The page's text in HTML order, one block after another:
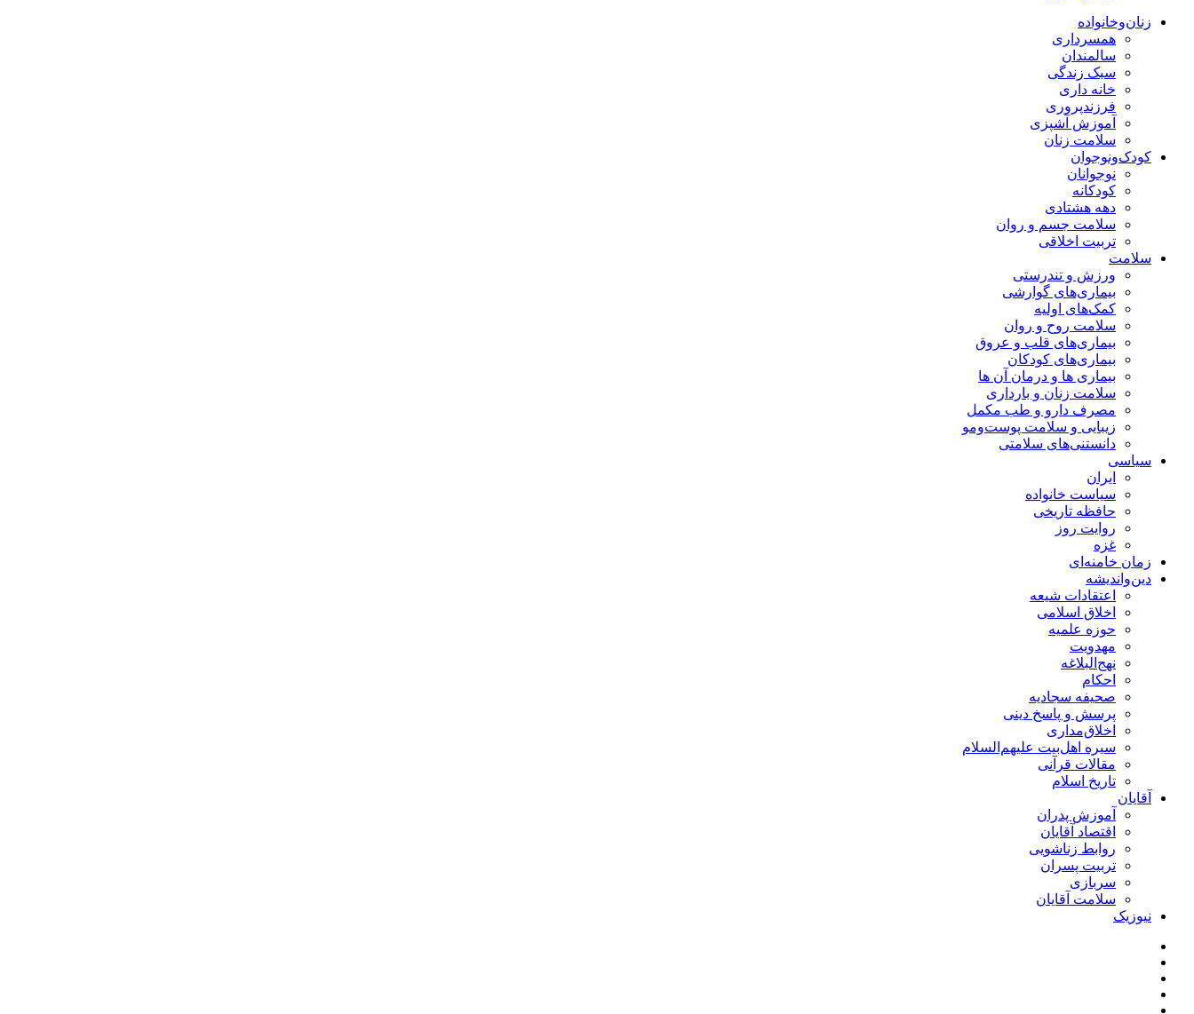
زنان‌وخانواده
همسرداری
سالمندان
سبک زندگی
خانه داری
فرزندپروری
آموزش آشپزی
سلامت زنان
کودک‌ونوجوان
نوجوانان
کودکانه
دهه هشتادی
سلامت جسم و روان
تربیت اخلاقی
سلامت
ورزش و تندرستی
بیماری‌های گوارشی
کمک‌های اولیه
سلامت روح و روان
بیماری‌های قلب و عروق
بیماری‌های کودکان
بیماری ها و درمان آن ها
سلامت زنان و بارداری
مصرف دارو و طب مکمل
زیبایی و سلامت پوست‌ومو
دانستنی‌های سلامتی
سیاسی
ایران
سیاست خانواده
حافظه تاریخی
روایت روز
غزه
زمان خامنه‌ای
دین‌واندیشه
اعتقادات شیعه
اخلاق اسلامی
حوزه علمیه
مهدویت
نهج‌البلاغه
احکام
صحیفه سجادیه
پرسش و پاسخ دینی
اخلاق‌مداری
سیره اهل‌بیت علیهم‌السلام
مقالات قرآنی
تاریخ اسلام
آقایان
آموزش پدران
اقتصاد آقایان
روابط زناشویی
تربیت پسران
سربازی
سلامت آقایان
نیوزیک